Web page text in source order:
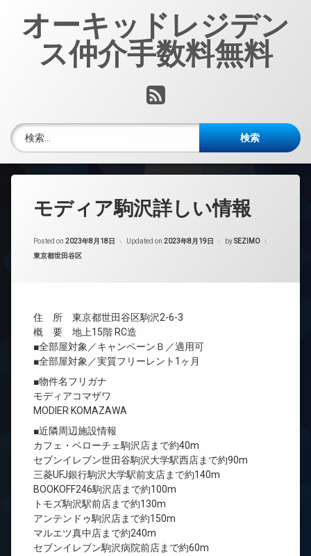
オーキッドレジデン
ス仲介手数料無料
RSS
検索:
モディア駒沢詳しい情報
Posted on 2023年8月18日 Updated on 2023年8月19日 bySEZIMO
カテゴリー:
東京都世田谷区
住 所 東京都世田谷区駒沢2-6-3
概 要 地上15階 RC造
■全部屋対象／キャンペーンＢ／適用可
■全部屋対象／実質フリーレント1ヶ月
■物件名フリガナ
モディアコマザワ
MODIER KOMAZAWA
■近隣周辺施設情報
カフェ・ベローチェ駒沢店まで約40m
セブンイレブン世田谷駒沢大学駅西店まで約90m
三菱UFJ銀行駒沢大学駅前支店まで約140m
BOOKOFF246駒沢店まで約100m
トモズ駒沢駅前店まで約130m
アンテンドゥ駒沢店まで約150m
マルエツ真中店まで約240m
セブンイレブン駒沢病院前店まで約60m